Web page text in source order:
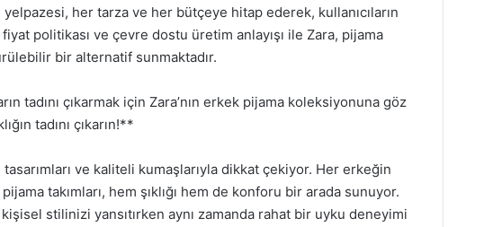
her tarza ve her bütçeye hitap ederek, kullanıcıların
politikası ve çevre dostu üretim anlayışı ile Zara, pijama
bir alternatif sunmaktadır.
tadını çıkarmak için Zara’nın erkek pijama koleksiyonuna göz
tadını çıkarın!**
ve kaliteli kumaşlarıyla dikkat çekiyor. Her erkeğin
takımları, hem şıklığı hem de konforu bir arada sunuyor.
stilinizi yansıtırken aynı zamanda rahat bir uyku deneyimi